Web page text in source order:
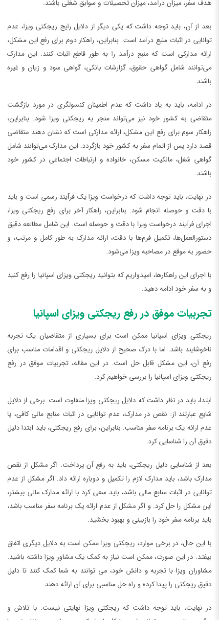
هدف سفر، میزان درآمد، میزان تحصیلات و سوابق شغلی باشند.
بعد از آن، باید توجه داشت که یکی دیگر از دلایل رایج ریجکتی ویزا، عدم
توانایی در اثبات منبع درآمد است. بنابراین، راهکار دوم برای رفع این مشکل،
ارائه مدارکی است که منبع درآمد را به طور قاطع اثبات کنند. این مدارک
می‌توانند شامل گواهی حقوق، گزارشات بانکی، گواهی سود و زیان و غیره
باشند.
در ادامه، باید به یاد داشت که عدم اطمینان کنسولگری در مورد بازگشت
متقاضی به کشور خود نیز می‌تواند منجر به ریجکتی ویزا شود. بنابراین،
راهکار سوم برای رفع این مشکل، ارائه مدارکی است که نشان دهند متقاضی
قصد دارد پس از اتمام سفر به کشور خود بازگردد. این مدارک می‌توانند شامل
گواهی شغل، مالکیت مسکن، خانواده و ارتباطات اجتماعی در کشور خود
باشند.
در نهایت، باید توجه داشت که درخواست ویزا یک فرآیند رسمی است و باید
با دقت و حوصله انجام شود. بنابراین، راهکار آخر برای رفع ریجکتی ویزا،
اجرای فرآیند درخواست ویزا با دقت و حوصله است. این شامل مطالعه دقیق
دستورالعمل‌ها، تکمیل فرم‌ها با دقت، ارائه مدارک به طور کامل و مرتب، و
حضور به موقع در مصاحبه ویزا می‌شود.
با اجرای این راهکارها، امیدواریم که بتوانید ریجکتی ویزای اسپانیا را رفع کنید
و به سفر خود ادامه دهید.
تجربیات موفق در رفع ریجکتی ویزای اسپانیا
ریجکتی ویزای اسپانیا ممکن است برای بسیاری از متقاضیان یک تجربه
ناخوشایند باشد. اما با درک صحیح از دلایل ریجکتی و اقدامات مناسب برای
رفع آن، این مشکل قابل حل است. در این مقاله، تجربیات موفق در رفع
ریجکتی ویزای اسپانیا را بررسی خواهیم کرد.
ابتدا، باید در نظر داشت که دلایل ریجکتی ویزا متفاوت است. برخی از دلایل
شایع عبارتند از: نقص در مدارک، عدم توانایی در اثبات منابع مالی کافی، یا
عدم ارائه یک برنامه سفر مناسب. بنابراین، برای رفع ریجکتی، باید ابتدا دلیل
دقیق آن را شناسایی کرد.
بعد از شناسایی دلیل ریجکتی، باید به رفع آن پرداخت. اگر مشکل از نقص
مدارک باشد، باید مدارک لازم را تکمیل و دوباره ارائه داد. اگر مشکل از عدم
توانایی در اثبات منابع مالی باشد، باید سعی کرد با ارائه مدارک مالی بیشتر،
این مشکل را حل کرد. و اگر مشکل از عدم ارائه یک برنامه سفر مناسب باشد،
باید برنامه سفر خود را بازبینی و بهبود بخشید.
با این حال، در برخی موارد، ریجکتی ویزا ممکن است به دلایل دیگری اتفاق
بیفتد. در این صورت، ممکن است نیاز به کمک یک مشاور ویزا داشته باشید.
مشاوران ویزا با تجربه و دانش خود، می توانند به شما کمک کنند تا دلیل
دقیق ریجکتی را پیدا کرده و راه حل مناسبی برای آن ارائه دهند.
در نهایت، باید توجه داشت که ریجکتی ویزا نهایتی نیست. با تلاش و